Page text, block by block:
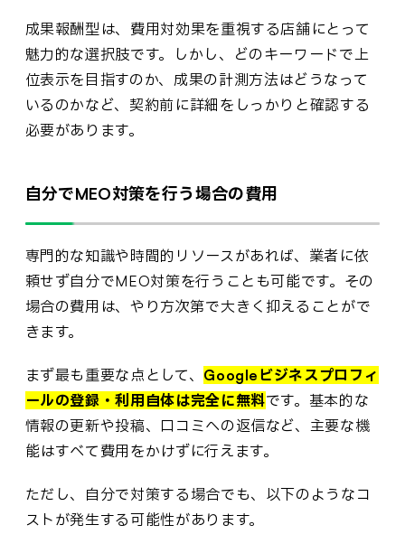
成果報酬型は、費用対効果を重視する店舗にとって
魅力的な選択肢です。しかし、どのキーワードで上
位表示を目指すのか、成果の計測方法はどうなって
いるのかなど、契約前に詳細をしっかりと確認する
必要があります。
自分でMEO対策を行う場合の費用
専門的な知識や時間的リソースがあれば、業者に依
頼せず自分でMEO対策を行うことも可能です。その
場合の費用は、やり方次第で大きく抑えることがで
きます。
まず最も重要な点として、 Googleビジネスプロフィ
ールの登録・利用自体は完全に無料です。基本的な
情報の更新や投稿、口コミへの返信など、主要な機
能はすべて費用をかけずに行えます。
ただし、自分で対策する場合でも、以下のようなコ
ストが発生する可能性があります。